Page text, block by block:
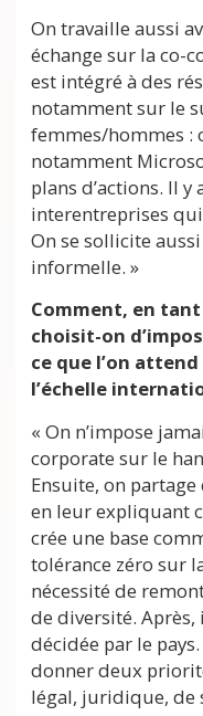
On travaille aussi
échange sur la co-
est intégré à des
notamment sur le
femmes/hommes :
notamment
plans d’actions. Il y
interentreprises
On se sollicite
informelle. »
Comment, en
choisit-on
ce que l’on
l’échelle
« On n’impose
corporate sur le
Ensuite, on partage
en leur expliquant
crée une base
tolérance zéro sur
nécessité de
de diversité.
décidée par le
donner deux
légal, juridique, de